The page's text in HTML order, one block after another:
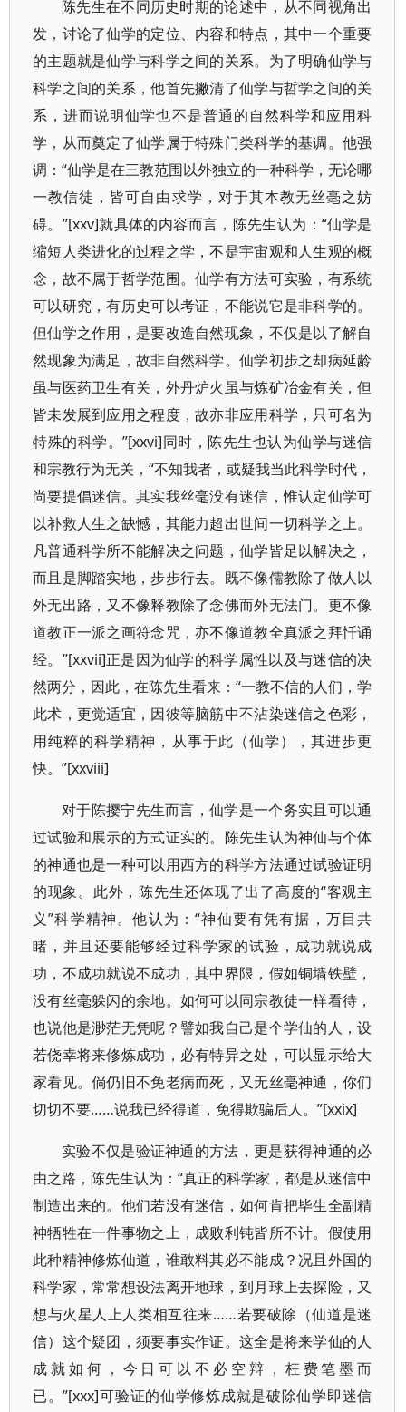
陈先生在不同历史时期的论述中，从不同视角出
发，讨论了仙学的定位、内容和特点，其中一个重要
的主题就是仙学与科学之间的关系。为了明确仙学与
科学之间的关系，他首先撇清了仙学与哲学之间的关
系，进而说明仙学也不是普通的自然科学和应用科
学，从而奠定了仙学属于特殊门类科学的基调。他强
调：“仙学是在三教范围以外独立的一种科学，无论哪
一教信徒，皆可自由求学，对于其本教无丝毫之妨
碍。”[xxv]就具体的内容而言，陈先生认为：“仙学是
缩短人类进化的过程之学，不是宇宙观和人生观的概
念，故不属于哲学范围。仙学有方法可实验，有系统
可以研究，有历史可以考证，不能说它是非科学的。
但仙学之作用，是要改造自然现象，不仅是以了解自
然现象为满足，故非自然科学。仙学初步之却病延龄
虽与医药卫生有关，外丹炉火虽与炼矿冶金有关，但
皆未发展到应用之程度，故亦非应用科学，只可名为
特殊的科学。”[xxvi]同时，陈先生也认为仙学与迷信
和宗教行为无关，“不知我者，或疑我当此科学时代，
尚要提倡迷信。其实我丝毫没有迷信，惟认定仙学可
以补救人生之缺憾，其能力超出世间一切科学之上。
凡普通科学所不能解决之问题，仙学皆足以解决之，
而且是脚踏实地，步步行去。既不像儒教除了做人以
外无出路，又不像释教除了念佛而外无法门。更不像
道教正一派之画符念咒，亦不像道教全真派之拜忏诵
经。”[xxvii]正是因为仙学的科学属性以及与迷信的决
然两分，因此，在陈先生看来：“一教不信的人们，学
此术，更觉适宜，因彼等脑筋中不沾染迷信之色彩，
用纯粹的科学精神，从事于此（仙学），其进步更
快。”[xxviii]
对于陈撄宁先生而言，仙学是一个务实且可以通
过试验和展示的方式证实的。陈先生认为神仙与个体
的神通也是一种可以用西方的科学方法通过试验证明
的现象。此外，陈先生还体现了出了高度的“客观主
义”科学精神。他认为：“神仙要有凭有据，万目共
睹，并且还要能够经过科学家的试验，成功就说成
功，不成功就说不成功，其中界限，假如铜墙铁壁，
没有丝毫躲闪的余地。如何可以同宗教徒一样看待，
也说他是渺茫无凭呢？譬如我自己是个学仙的人，设
若侥幸将来修炼成功，必有特异之处，可以显示给大
家看见。倘仍旧不免老病而死，又无丝毫神通，你们
切切不要……说我已经得道，免得欺骗后人。”[xxix]
实验不仅是验证神通的方法，更是获得神通的必
由之路，陈先生认为：“真正的科学家，都是从迷信中
制造出来的。他们若没有迷信，如何肯把毕生全副精
神牺牲在一件事物之上，成败利钝皆所不计。假使用
此种精神修炼仙道，谁敢料其必不能成？况且外国的
科学家，常常想设法离开地球，到月球上去探险，又
想与火星人上人类相互往来……若要破除（仙道是迷
信）这个疑团，须要事实作证。这全是将来学仙的人
成就如何，今日可以不必空辩，枉费笔墨而
已。”[xxx]可验证的仙学修炼成就是破除仙学即迷信